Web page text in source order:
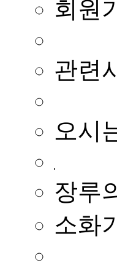
회원
관련
오시
장루
소화